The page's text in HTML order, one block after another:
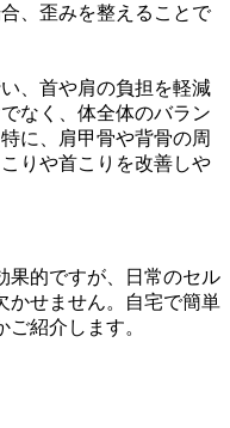
、歪みを整えることで
、首や肩の負担を軽減
なく、体全体のバラン
に、肩甲骨や背骨の周
りや首こりを改善しや
果的ですが、日常のセル
かせません。自宅で簡単
紹介します。